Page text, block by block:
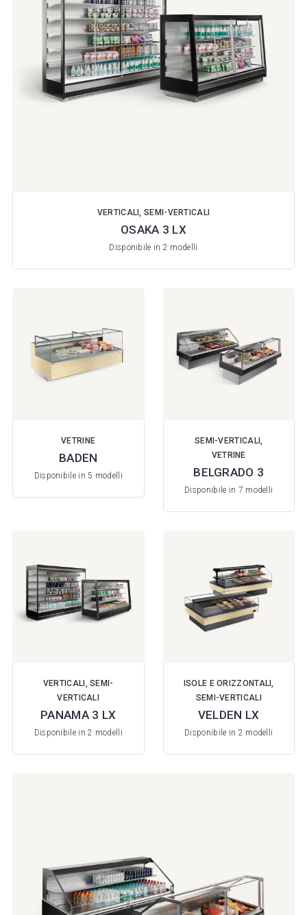
VERTICALI, SEMI-VERTICALI
OSAKA 3 LX
Disponibile in 2 modelli
VETRINE
BADEN
Disponibile in 5 modelli
SEMI-VERTICALI,
VETRINE
BELGRADO 3
Disponibile in 7 modelli
VERTICALI, SEMI-
VERTICALI
PANAMA 3 LX
Disponibile in 2 modelli
ISOLE E ORIZZONTALI,
SEMI-VERTICALI
VELDEN LX
Disponibile in 2 modelli